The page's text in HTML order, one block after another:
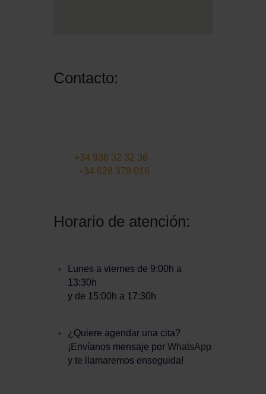
Contacto:
+34 936 32 32 36
+34 628 379 016
Horario de atención:
Lunes a viernes de 9:00h a
13:30h
y de 15:00h a 17:30h
¿Quiere agendar una cita?
¡Envíanos mensaje por WhatsApp
y te llamaremos enseguida!